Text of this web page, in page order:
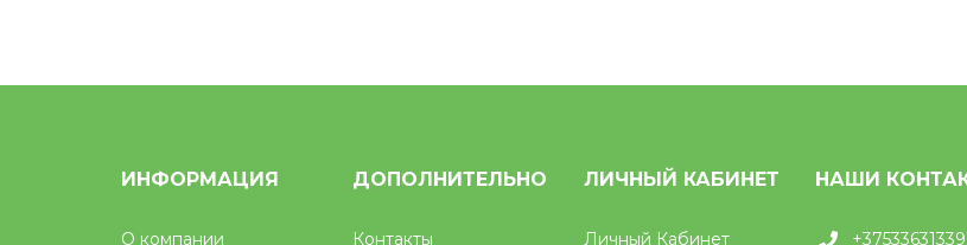
ИНФОРМАЦИЯ
О компании
ДОПОЛНИТЕЛЬНО
Контакты
ЛИЧНЫЙ КАБИНЕТ
Личный Кабинет
НАШИ